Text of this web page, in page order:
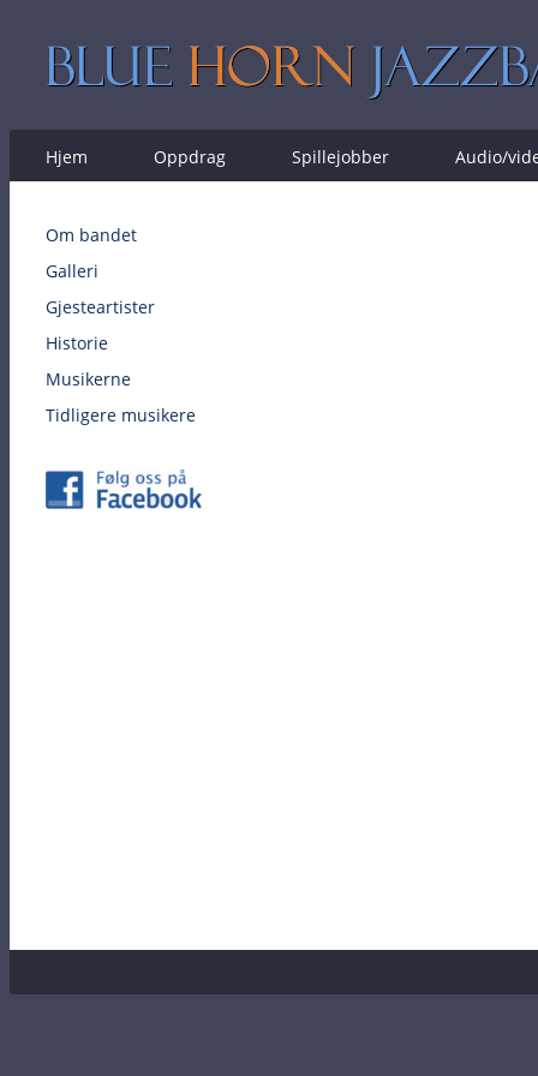
Hjem Oppdrag Spillejobber Audio/
Om bandet
Galleri
Gjesteartister
Historie
Musikerne
Tidligere musikere